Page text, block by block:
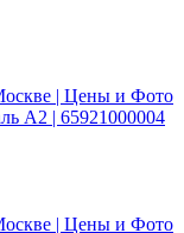
A2 | 65921000004